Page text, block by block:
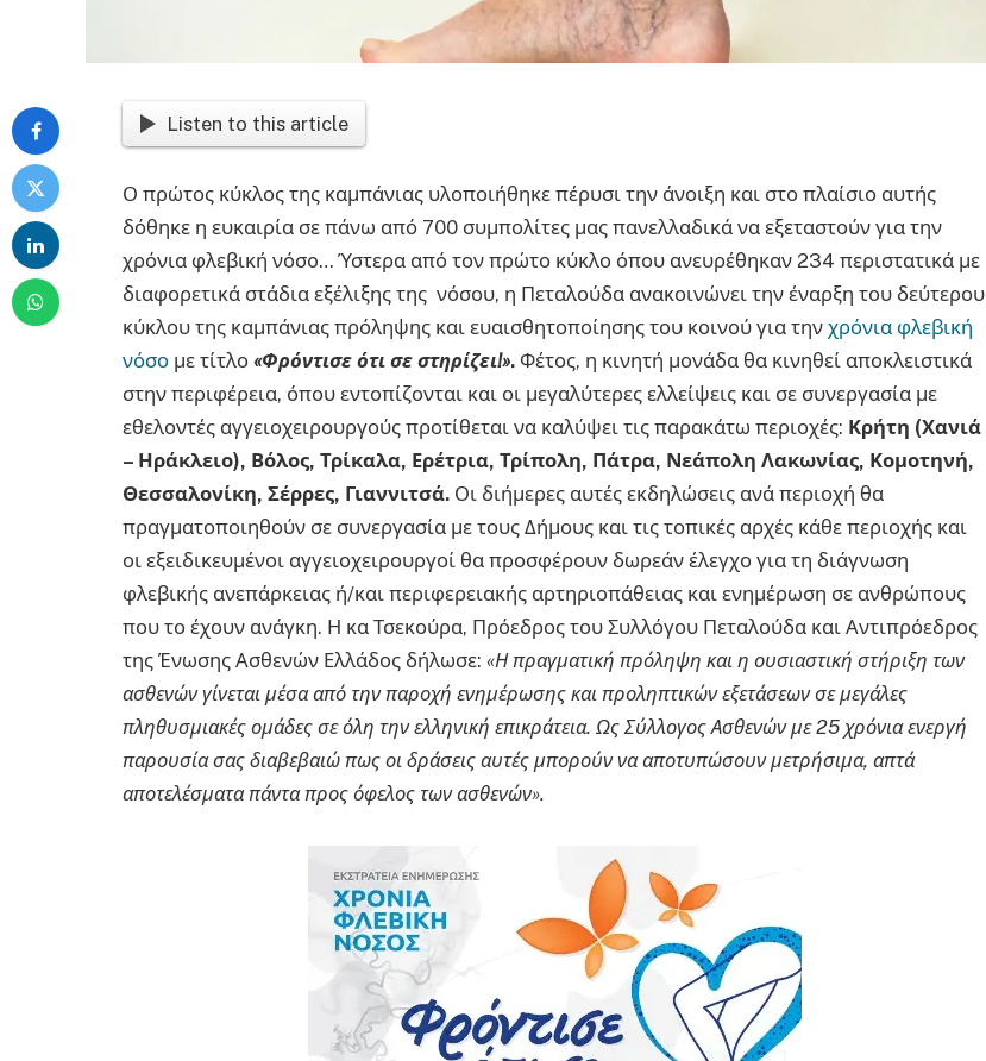
Listen to this article
Ο πρώτος κύκλος της καμπάνιας υλοποιήθηκε πέρυσι την άνοιξη και στο πλαίσιο αυτής
δόθηκε η ευκαιρία σε πάνω από 700 συμπολίτες μας πανελλαδικά να εξεταστούν για την
χρόνια φλεβική νόσo… Ύστερα από τον πρώτο κύκλο όπου ανευρέθηκαν 234 περιστατικά με
διαφορετικά στάδια εξέλιξης της νόσου, η Πεταλούδα ανακοινώνει την έναρξη του δεύτερου
κύκλου της καμπάνιας πρόληψης και ευαισθητοποίησης του κοινού για την χρόνια φλεβική
νόσο με τίτλο «Φρόντισε ότι σε στηρίζει!». Φέτος, η κινητή μονάδα θα κινηθεί αποκλειστικά
στην περιφέρεια, όπου εντοπίζονται και οι μεγαλύτερες ελλείψεις και σε συνεργασία με
εθελοντές αγγειοχειρουργούς προτίθεται να καλύψει τις παρακάτω περιοχές: Κρήτη (Χανιά
– Ηράκλειο), Βόλος, Τρίκαλα, Ερέτρια, Τρίπολη, Πάτρα, Νεάπολη Λακωνίας, Κομοτηνή,
Θεσσαλονίκη, Σέρρες, Γιαννιτσά. Οι διήμερες αυτές εκδηλώσεις ανά περιοχή θα
πραγματοποιηθούν σε συνεργασία με τους Δήμους και τις τοπικές αρχές κάθε περιοχής και
οι εξειδικευμένοι αγγειοχειρουργοί θα προσφέρουν δωρεάν έλεγχο για τη διάγνωση
φλεβικής ανεπάρκειας ή/και περιφερειακής αρτηριοπάθειας και ενημέρωση σε ανθρώπους
που το έχουν ανάγκη. Η κα Τσεκούρα, Πρόεδρος του Συλλόγου Πεταλούδα και Αντιπρόεδρος
της Ένωσης Ασθενών Ελλάδος δήλωσε: «Η πραγματική πρόληψη και η ουσιαστική στήριξη των
ασθενών γίνεται μέσα από την παροχή ενημέρωσης και προληπτικών εξετάσεων σε μεγάλες
πληθυσμιακές ομάδες σε όλη την ελληνική επικράτεια. Ως Σύλλογος Ασθενών με 25 χρόνια ενεργή
παρουσία σας διαβεβαιώ πως οι δράσεις αυτές μπορούν να αποτυπώσουν μετρήσιμα, απτά
αποτελέσματα πάντα προς όφελος των ασθενών».